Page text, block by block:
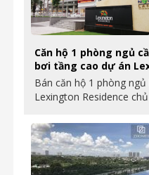
Căn hộ 1 phòng ngủ
bơi tầng cao dự án
Bán căn hộ 1 phòng
Lexington Residence